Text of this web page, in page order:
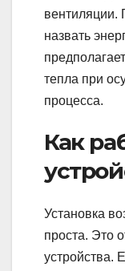
вентиляции.
назвать
тепла при
процесса.
Как
Установка
проста. Это
устройства.